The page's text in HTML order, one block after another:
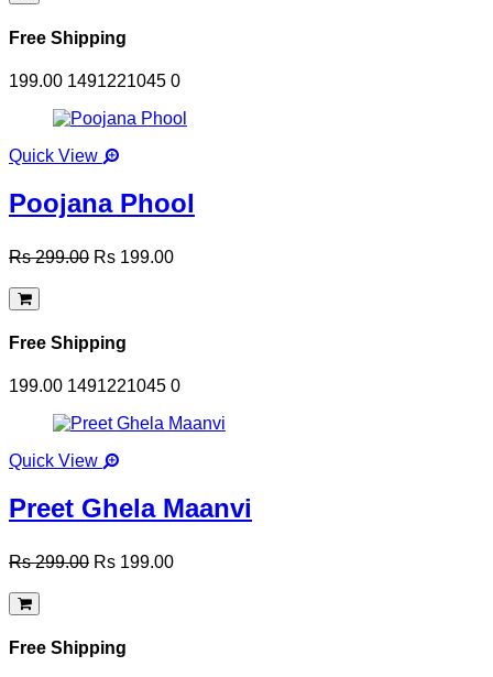
Free Shipping
199.00 1491221045 0
Quick View
Poojana Phool
Rs 299.00 Rs 199.00
Free Shipping
199.00 1491221045 0
Quick View
Preet Ghela Maanvi
Rs 299.00 Rs 199.00
Free Shipping